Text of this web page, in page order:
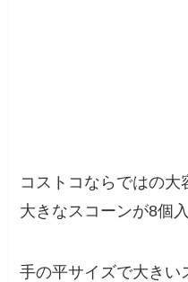
コストコならではの
大きなスコーンが8個
手の平サイズで大きい